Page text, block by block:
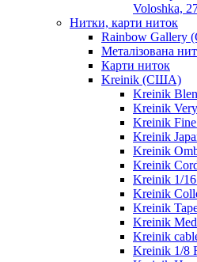
Voloshka,
Нитки, карти ниток
Rainbow
Металізована
Карти ниток
Kreinik (США)
Kreinik
Kreinik
Kreinik
Kreinik
Kreinik
Kreinik
Kreinik 1/
Kreinik
Kreinik
Kreinik
Kreinik
Kreinik 1/8